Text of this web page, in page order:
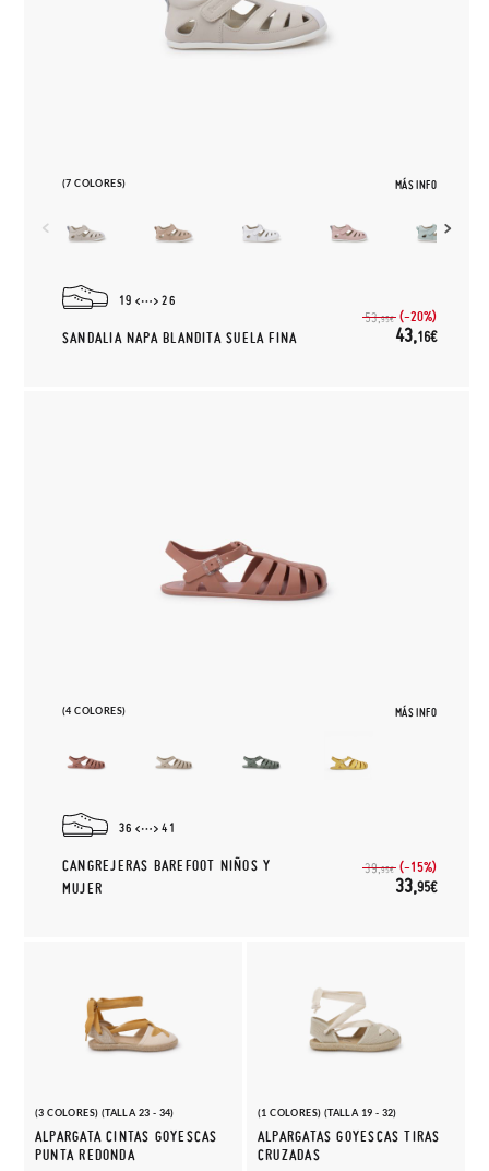
(7 COLORES) MÁS INFO
19 26
SANDALIA NAPA BLANDITA SUELA FINA
53,95€ (-20%)
43,16€
(4 COLORES) MÁS INFO
36 41
CANGREJERAS BAREFOOT NIÑOS Y
MUJER
39,95€ (-15%)
33,95€
(3 COLORES) (TALLA 23 - 34)
ALPARGATA CINTAS GOYESCAS
PUNTA REDONDA
(1 COLORES) (TALLA 19 - 32)
ALPARGATAS GOYESCAS TIRAS
CRUZADAS